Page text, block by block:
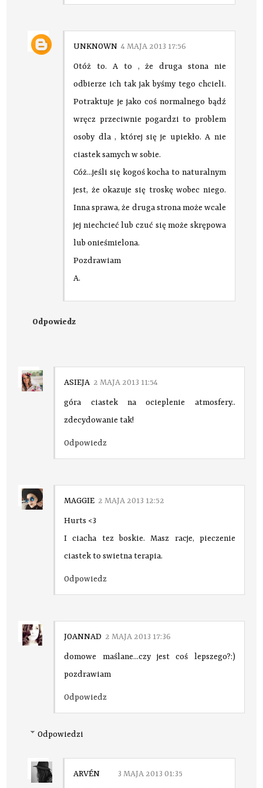
UNKNOWN 4 MAJA 2013 17:56
Otóż to. A to , że druga stona nie
odbierze ich tak jak byśmy tego chcieli.
Potraktuje je jako coś normalnego bądź
wręcz przeciwnie pogardzi to problem
osoby dla , której się je upiekło. A nie
ciastek samych w sobie.
Cóż...jeśli się kogoś kocha to naturalnym
jest, że okazuje się troskę wobec niego.
Inna sprawa, że druga strona może wcale
jej niechcieć lub czuć się może skrępowa
lub onieśmielona.
Pozdrawiam
A.
Odpowiedz
ASIEJA 2 MAJA 2013 11:54
góra ciastek na ocieplenie atmosfery..
zdecydowanie tak!
Odpowiedz
MAGGIE 2 MAJA 2013 12:52
Hurts <3
I ciacha tez boskie. Masz racje, pieczenie
ciastek to swietna terapia.
Odpowiedz
JOANNAD 2 MAJA 2013 17:36
domowe maślane...czy jest coś lepszego?:)
pozdrawiam
Odpowiedz
Odpowiedzi
ARVÉN 3 MAJA 2013 01:35